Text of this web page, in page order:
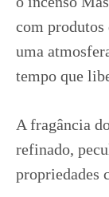
com produtos
uma
tempo que
A fragância
refinado,
propriedades